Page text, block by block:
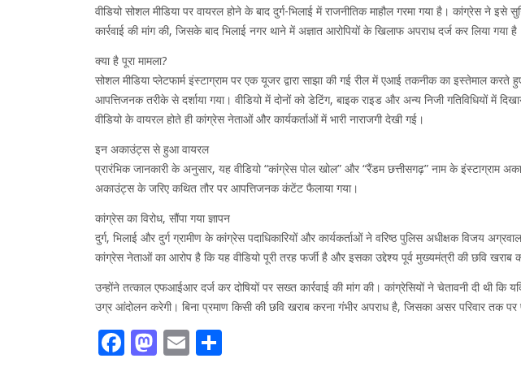
वीडियो सोशल मीडिया पर वायरल होने के बाद दुर्ग-भिलाई में राजनीतिक माहौल गरमा गया है। कांग्रेस ने इसे
कार्रवाई की मांग की, जिसके बाद भिलाई नगर थाने में अज्ञात आरोपियों के खिलाफ अपराध दर्ज कर लिया गया है।
क्या है पूरा मामला?
सोशल मीडिया प्लेटफार्म इंस्टाग्राम पर एक यूजर द्वारा साझा की गई रील में एआई तकनीक का इस्तेमाल करते
आपत्तिजनक तरीके से दर्शाया गया। वीडियो में दोनों को डेटिंग, बाइक राइड और अन्य निजी गतिविधियों में
वीडियो के वायरल होते ही कांग्रेस नेताओं और कार्यकर्ताओं में भारी नाराजगी देखी गई।
इन अकाउंट्स से हुआ वायरल
प्रारंभिक जानकारी के अनुसार, यह वीडियो “कांग्रेस पोल खोल” और “रैंडम छत्तीसगढ़” नाम के इंस्टाग्राम
अकाउंट्स के जरिए कथित तौर पर आपत्तिजनक कंटेंट फैलाया गया।
कांग्रेस का विरोध, सौंपा गया ज्ञापन
दुर्ग, भिलाई और दुर्ग ग्रामीण के कांग्रेस पदाधिकारियों और कार्यकर्ताओं ने वरिष्ठ पुलिस अधीक्षक विजय
कांग्रेस नेताओं का आरोप है कि यह वीडियो पूरी तरह फर्जी है और इसका उद्देश्य पूर्व मुख्यमंत्री की छवि खराब
उन्होंने तत्काल एफआईआर दर्ज कर दोषियों पर सख्त कार्रवाई की मांग की। कांग्रेसियों ने चेतावनी दी थी कि यदि
उग्र आंदोलन करेगी। बिना प्रमाण किसी की छवि खराब करना गंभीर अपराध है, जिसका असर परिवार तक पर
Facebook
Mastodon
Email